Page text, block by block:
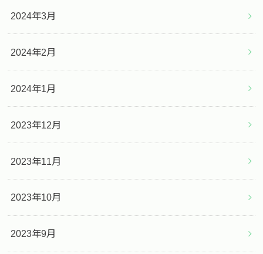
2024年3月
2024年2月
2024年1月
2023年12月
2023年11月
2023年10月
2023年9月